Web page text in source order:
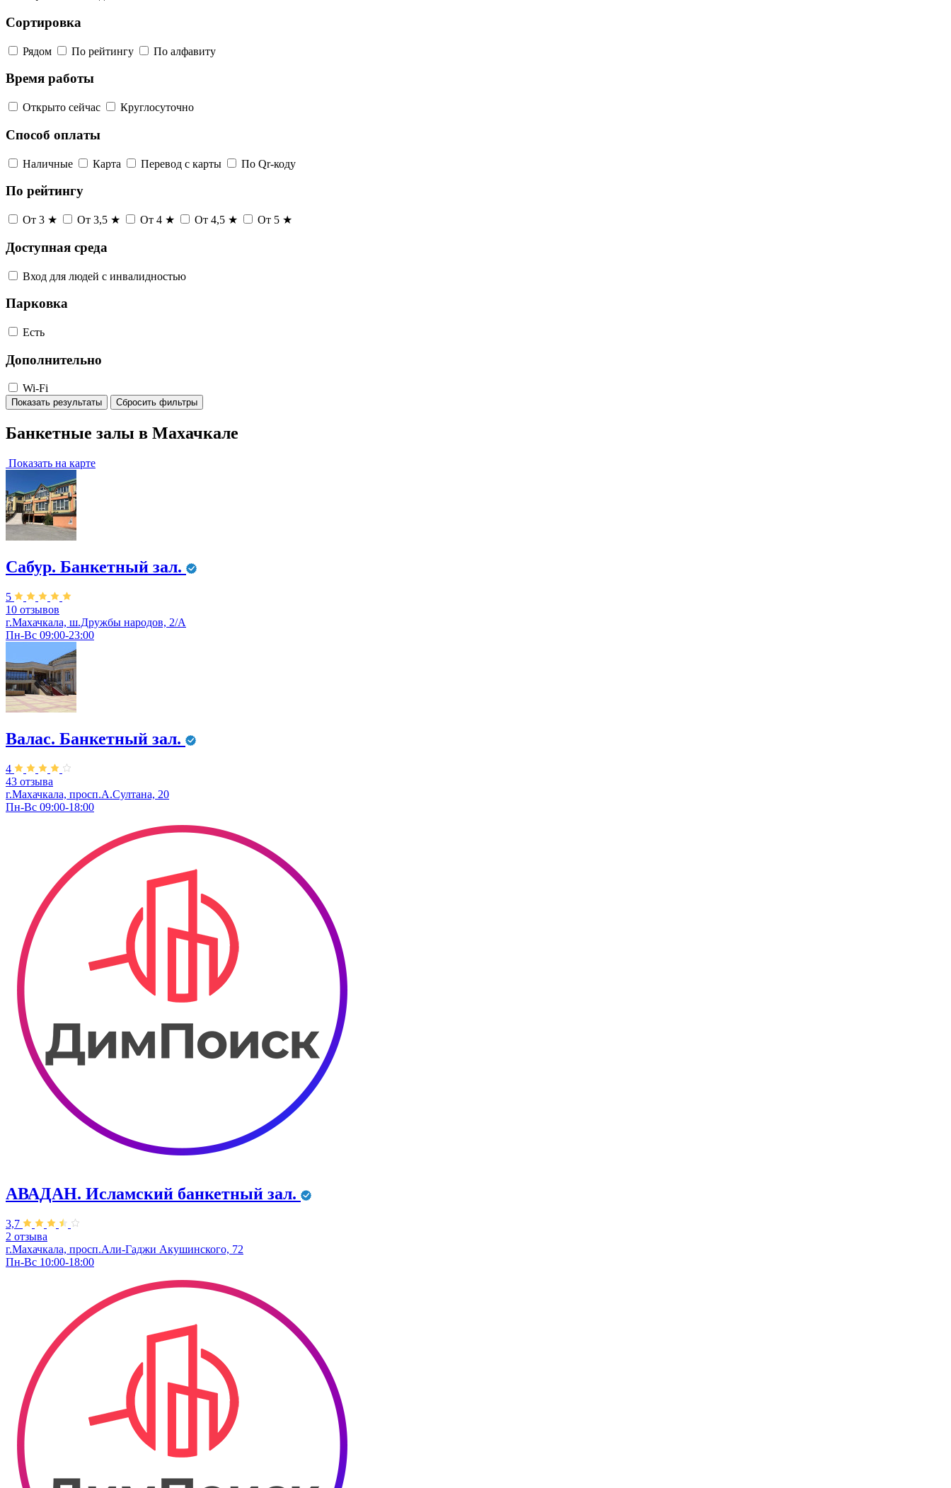
Сортировка
Рядом По рейтингу По алфавиту
Время работы
Открыто сейчас Круглосуточно
Способ оплаты
Наличные Карта Перевод с карты По Qr-коду
По рейтингу
От 3 ★ От 3,5 ★ От 4 ★ От 4,5 ★ От 5 ★
Доступная среда
Вход для людей с инвалидностью
Парковка
Есть
Дополнительно
Wi-Fi
Показать результаты Сбросить фильтры
Банкетные залы в Махачкале
Показать на карте
Сабур. Банкетный зал.
5
10 отзывов
г.Махачкала,​ ш.Дружбы народов, 2/А
Пн-Вс 09:00-23:00
Валас. Банкетный зал.
4
43 отзыва
г.Махачкала, просп.А.Султана, 20
Пн-Вс 09:00-18:00
АВАДАН. Исламский банкетный зал.
3,7
2 отзыва
г.Махачкала, просп.Али-Гаджи Акушинского, 72
Пн-Вс 10:00-18:00